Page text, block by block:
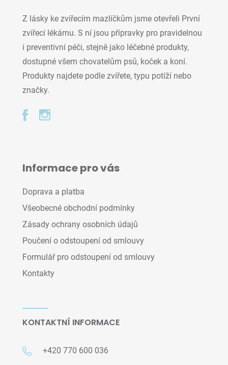
Z lásky ke zvířecím mazlíčkům jsme otevřeli První
zvířecí lékárnu. S ní jsou přípravky pro pravidelnou
i preventivní péči, stejně jako léčebné produkty,
dostupné všem chovatelům psů, koček a koní.
Produkty najdete podle zvířete, typu potíží nebo
značky.
Informace pro vás
Doprava a platba
Všeobecné obchodní podmínky
Zásady ochrany osobních údajů
Poučení o odstoupení od smlouvy
Formulář pro odstoupení od smlouvy
Kontakty
KONTAKTNÍ INFORMACE
+420 770 600 036